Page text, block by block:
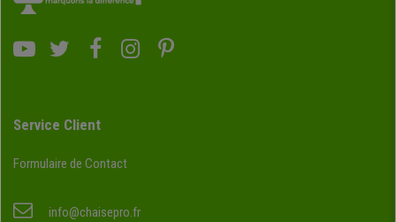
Service Client
Formulaire de Contact
info@chaisepro.fr